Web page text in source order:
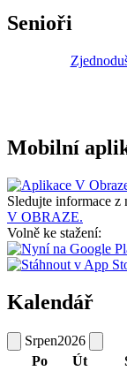
Senioři
Mobilní
Sledujte informace z
V OBRAZE.
Volně ke stažení:
Kalendář
Srpen2026
Po
Út